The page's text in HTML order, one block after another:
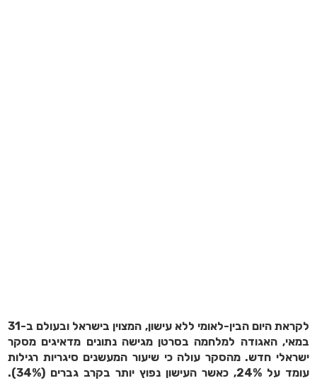
לקראת היום הבין-לאומי ללא עישון, המצוין בישראל ובעולם ב-31
במאי, האגודה למלחמה בסרטן מגישה נתונים מדאיגים מסקר
ישראלי חדש. מהסקר עולה כי שיעור המעשנים סיגריות רגילות
עומד על 24%, כאשר העישון נפוץ יותר בקרב גברים (34%).